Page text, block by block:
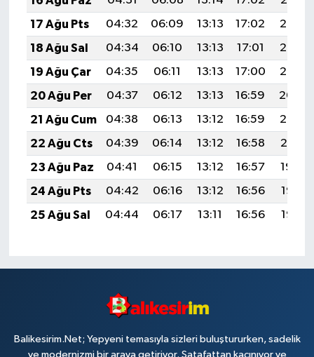
17 Ağu Pts
04:32 06:09 13:13 17:02
20:08
18 Ağu Sal
04:34 06:10 13:13 17:01
20:07
19 Ağu Çar
04:35 06:11 13:13 17:00
20:05
20 Ağu Per
04:37 06:12 13:13 16:59
20:04
21 Ağu Cum
04:38 06:13 13:12 16:59
20:02
22 Ağu Cts
04:39 06:14 13:12 16:58
20:01
23 Ağu Paz
04:41 06:15 13:12 16:57
19:59
24 Ağu Pts
04:42 06:16 13:12 16:56
19:58
25 Ağu Sal
04:44 06:17 13:11 16:56 19:56
Balikesirim.Net; Yepyeni temasıyla sizleri buluştururken, sadelik
ve modernizmi bir araya getiriyor. Şatafattan kaçınıyor ve